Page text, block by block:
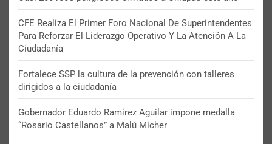
CFE Realiza El Primer Foro Nacional De Superintendentes
Para Reforzar El Liderazgo Operativo Y La Atención A La
Ciudadanía
Fortalece SSP la cultura de la prevención con talleres
dirigidos a la ciudadanía
Gobernador Eduardo Ramírez Aguilar impone medalla
“Rosario Castellanos” a Malú Mícher